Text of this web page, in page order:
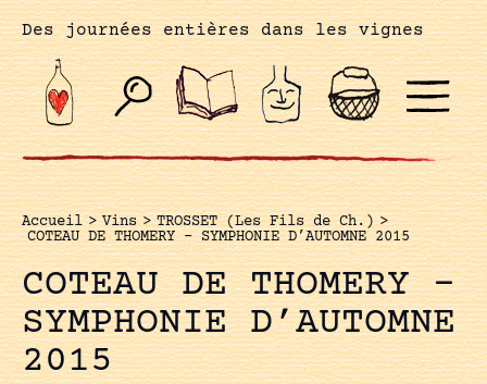
Des journées entières dans les vignes
Accueil > Vins > TROSSET (Les Fils de Ch.) >
COTEAU DE THOMERY – SYMPHONIE D’AUTOMNE 2015
COTEAU DE THOMERY –
SYMPHONIE D’AUTOMNE
2015